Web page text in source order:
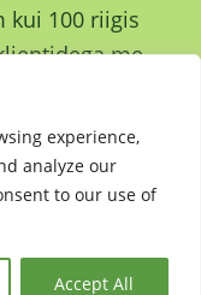
experience,
analyze our
to our use of
Accept All
kui 100 riigis
me
nimel.